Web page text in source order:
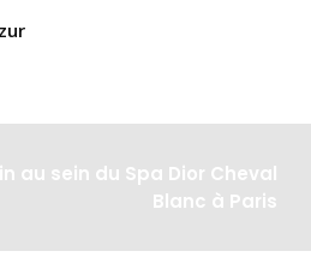
au sein du Spa Dior Cheval
Blanc à Paris